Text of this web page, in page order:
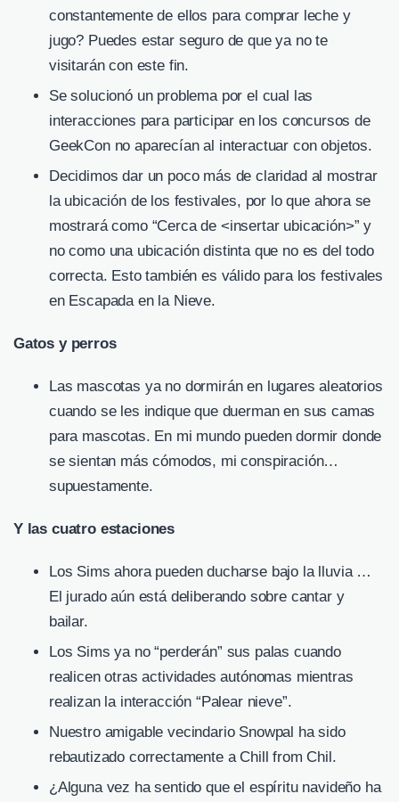
constantemente de ellos para comprar leche y
jugo? Puedes estar seguro de que ya no te
visitarán con este fin.
Se solucionó un problema por el cual las
interacciones para participar en los concursos de
GeekCon no aparecían al interactuar con objetos.
Decidimos dar un poco más de claridad al mostrar
la ubicación de los festivales, por lo que ahora se
mostrará como “Cerca de <insertar ubicación>” y
no como una ubicación distinta que no es del todo
correcta. Esto también es válido para los festivales
en Escapada en la Nieve.
Gatos y perros
Las mascotas ya no dormirán en lugares aleatorios
cuando se les indique que duerman en sus camas
para mascotas. En mi mundo pueden dormir donde
se sientan más cómodos, mi conspiración…
supuestamente.
Y las cuatro estaciones
Los Sims ahora pueden ducharse bajo la lluvia …
El jurado aún está deliberando sobre cantar y
bailar.
Los Sims ya no “perderán” sus palas cuando
realicen otras actividades autónomas mientras
realizan la interacción “Palear nieve”.
Nuestro amigable vecindario Snowpal ha sido
rebautizado correctamente a Chill from Chil.
¿Alguna vez ha sentido que el espíritu navideño ha